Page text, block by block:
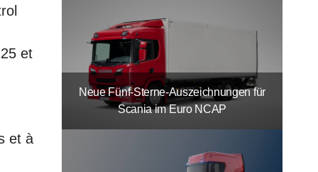
et
et à
Neue Fünf-Sterne-Auszeichnungen für
Scania im Euro NCAP